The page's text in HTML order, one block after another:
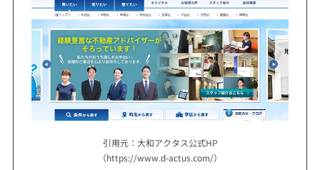
引用元：大和アクタス公式HP
（https://www.d-actus.com/）